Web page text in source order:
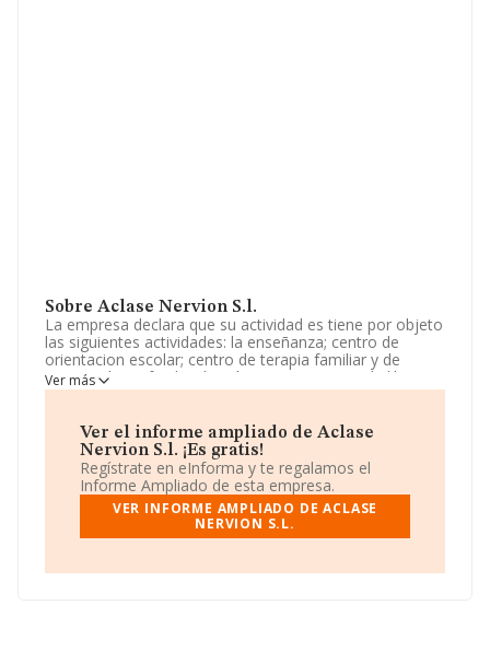
Sobre Aclase Nervion S.l.
La empresa declara que su actividad es tiene por objeto
las siguientes actividades: la enseñanza; centro de
orientacion escolar; centro de terapia familiar y de
pareja; cibercafe; distribución y compraventa de libros;
distribución y compraventa de nuevas tecn. La empresa
referencia CNAE corresponde a 'Otra educación n.c.o.p.',
cuyo Código es 8559. La empresa no tiene actividad en
mercados exteriores.
Es posible ponerse en contacto con la empresa a través
del teléfono 954415611.
tiene domicilio fiscal en Calle Luis De Morales núm. 32
Ver más
Ver el informe ampliado de Aclase
Nervion S.l. ¡Es gratis!
Regístrate en eInforma y te regalamos el
Informe Ampliado de esta empresa.
VER INFORME AMPLIADO DE ACLASE
NERVION S.L.